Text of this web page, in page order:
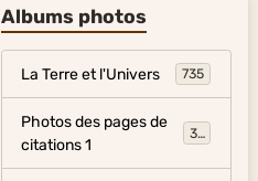
Albums photos
La Terre et l'Univers 735
Photos des pages de
citations 1
317